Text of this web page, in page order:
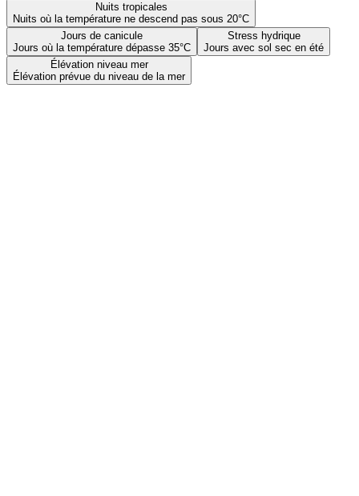
Nuits tropicales
Nuits où la température ne descend pas sous 20°C
Jours de canicule
Jours où la température dépasse 35°C
Stress hydrique
Jours avec sol sec en été
Élévation niveau mer
Élévation prévue du niveau de la mer